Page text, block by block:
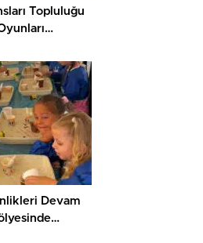
Topluluğu
Devam